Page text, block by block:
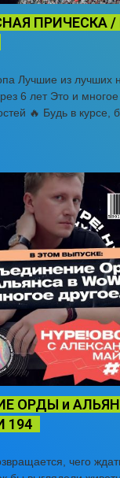
ПРИЧЕСКА /
Лучшие из лучших
6 лет Это и
🔥 Будь в курсе,
ОРДЫ и
194
чего